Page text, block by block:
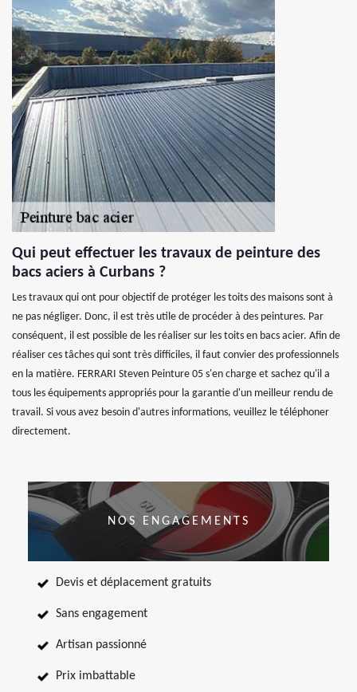
Qui peut effectuer les travaux de peinture des
bacs aciers à Curbans ?
Les travaux qui ont pour objectif de protéger les toits des maisons sont à
ne pas négliger. Donc, il est très utile de procéder à des peintures. Par
conséquent, il est possible de les réaliser sur les toits en bacs acier. Afin de
réaliser ces tâches qui sont très difficiles, il faut convier des professionnels
en la matière. FERRARI Steven Peinture 05 s'en charge et sachez qu'il a
tous les équipements appropriés pour la garantie d'un meilleur rendu de
travail. Si vous avez besoin d'autres informations, veuillez le téléphoner
directement.
NOS ENGAGEMENTS
Devis et déplacement gratuits
Sans engagement
Artisan passionné
Prix imbattable